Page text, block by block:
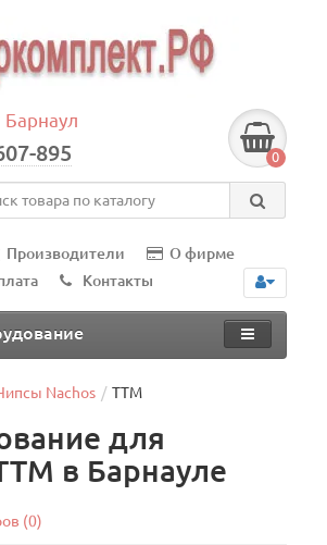
Барнаул
895 0
Производители
О фирме
Контакты
Nachos ТТМ
для
в Барнауле
(0)